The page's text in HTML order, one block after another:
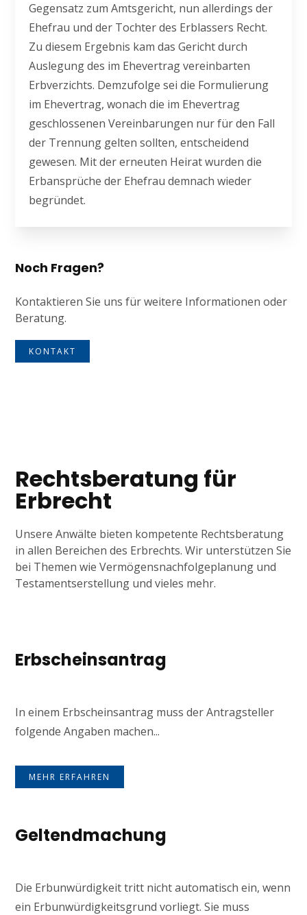
Gegensatz zum Amtsgericht, nun allerdings der
Ehefrau und der Tochter des Erblassers Recht.
Zu diesem Ergebnis kam das Gericht durch
Auslegung des im Ehevertrag vereinbarten
Erbverzichts. Demzufolge sei die Formulierung
im Ehevertrag, wonach die im Ehevertrag
geschlossenen Vereinbarungen nur für den Fall
der Trennung gelten sollten, entscheidend
gewesen. Mit der erneuten Heirat wurden die
Erbansprüche der Ehefrau demnach wieder
begründet.
Noch Fragen?
Kontaktieren Sie uns für weitere Informationen oder
Beratung.
KONTAKT
Rechtsberatung für
Erbrecht
Unsere Anwälte bieten kompetente Rechtsberatung
in allen Bereichen des Erbrechts. Wir unterstützen Sie
bei Themen wie Vermögensnachfolgeplanung und
Testamentserstellung und vieles mehr.
Erbscheinsantrag
In einem Erbscheinsantrag muss der Antragsteller
folgende Angaben machen...
MEHR ERFAHREN
Geltendmachung
Die Erbunwürdigkeit tritt nicht automatisch ein, wenn
ein Erbunwürdigkeitsgrund vorliegt. Sie muss